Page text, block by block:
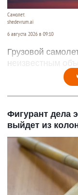
Самолет.
shedevrum.ai
6 августа 2026 в 09:10
Грузовой
неизвестным
Фигурант дела
выйдет из